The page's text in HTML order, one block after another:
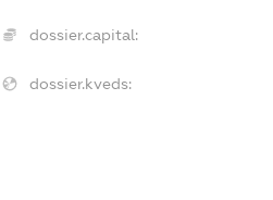
dossier.capital:
dossier.kveds: